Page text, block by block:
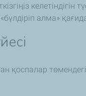
келетіндігін
алма»
қоспалар